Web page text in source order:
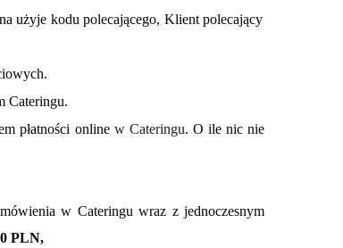
użyje kodu polecającego, Klient polecający
Cateringu.
płatności online w Cateringu. O ile nic nie
w Cateringu wraz z jednoczesnym
PLN,